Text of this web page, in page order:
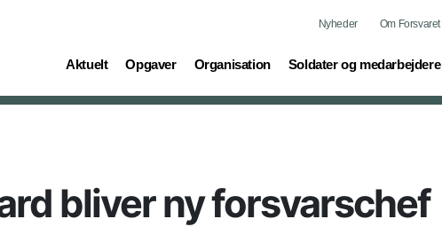
Nyheder Om Forsvaret
Aktuelt
(current) Opgaver
(current) Organisation
(current) Soldater og medarbejdere
(current)
bliver ny forsvarschef